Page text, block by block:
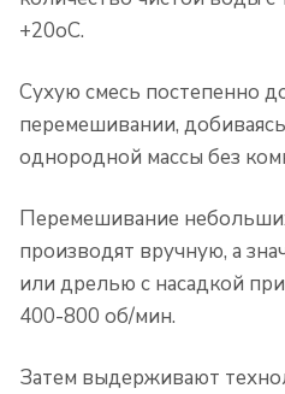
+20oC.
Сухую смесь постепенно
перемешивании,
однородной массы без
Перемешивание
производят вручную, а
или дрелью с насадкой
400-800 об/мин.
Затем выдерживают